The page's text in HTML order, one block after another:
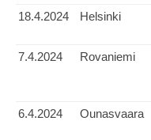
18.4.2024 Helsinki
7.4.2024 Rovaniemi
6.4.2024
Ounasvaara